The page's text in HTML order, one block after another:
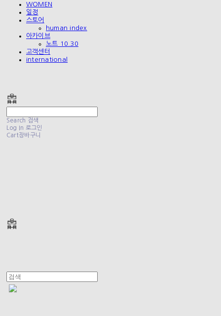
WOMEN
일정
스토어
human index
아카이브
노트 10.30
고객센터
international
Search 검색
Log In 로그인
Cart장바구니